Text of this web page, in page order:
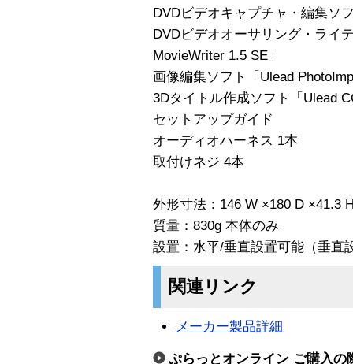
DVDビデオキャプチャ・編集ソ
DVDビデオオーサリング・ライ
MovieWriter 1.5 SE」
画像編集ソフト「Ulead
3Dタイトル作成ソフト「Ulead
セットアップガイド
オーディオハーネス 1本
取付けネジ 4本
外形寸法：146 W ×180 D ×41.3
質量：830g 本体のみ
設置：水平/垂直設置可能（垂直
関連リンク
メーカー製品詳細
ぷらっとオンライン ご購入の